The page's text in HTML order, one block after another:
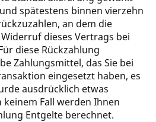
spätestens binnen vierzehn
an dem die
dieses Vertrags bei
diese Rückzahlung
Zahlungsmittel, das Sie bei
eingesetzt haben, es
ausdrücklich etwas
Fall werden Ihnen
Entgelte berechnet.